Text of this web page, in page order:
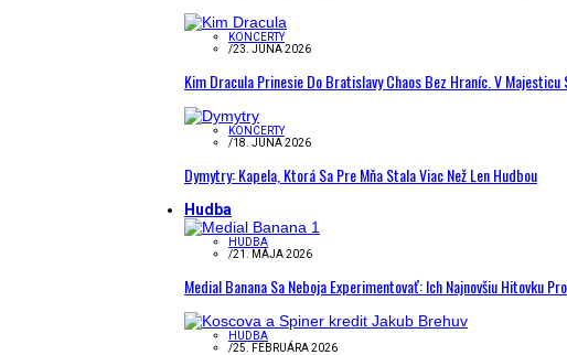
KONCERTY
/23. JÚNA 2026
Kim Dracula Prinesie Do Bratislavy Chaos Bez Hraníc. V
KONCERTY
/18. JÚNA 2026
Dymytry: Kapela, Ktorá Sa Pre Mňa Stala Viac Než Len Hudbou
Hudba
HUDBA
/21. MÁJA 2026
Medial Banana Sa Neboja Experimentovať: Ich Najnovšiu Hitovku
HUDBA
/25. FEBRUÁRA 2026